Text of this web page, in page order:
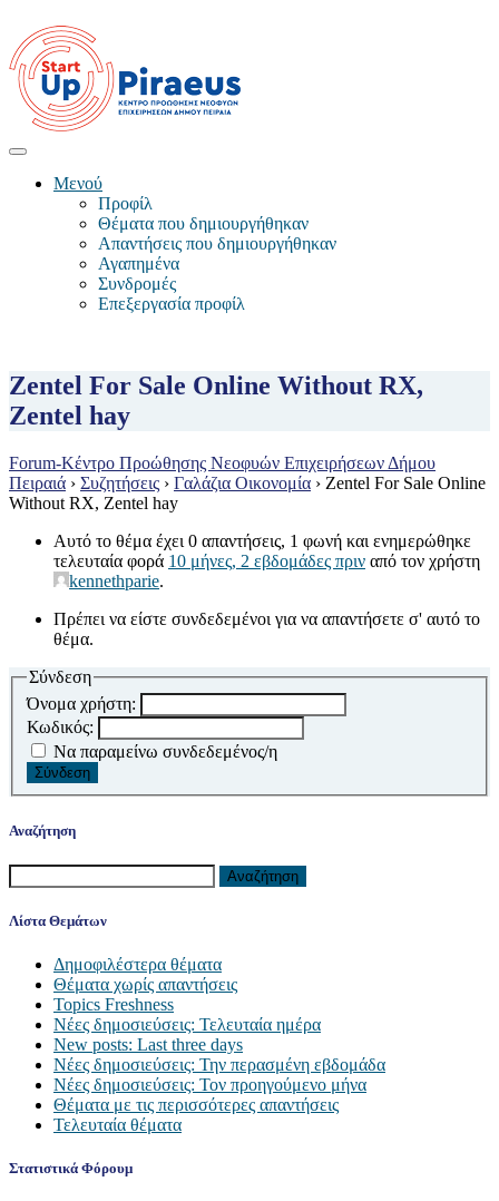
Μενού
Προφίλ
Θέματα που δημιουργήθηκαν
Απαντήσεις που δημιουργήθηκαν
Αγαπημένα
Συνδρομές
Επεξεργασία προφίλ
Zentel For Sale Online Without RX,
Zentel hay
Forum-Κέντρο Προώθησης Νεοφυών Επιχειρήσεων Δήμου
Πειραιά › Συζητήσεις › Γαλάζια Οικονομία › Zentel For Sale Online
Without RX, Zentel hay
Αυτό το θέμα έχει 0 απαντήσεις, 1 φωνή και ενημερώθηκε
τελευταία φορά 10 μήνες, 2 εβδομάδες πριν από τον χρήστη
kennethparie.
Πρέπει να είστε συνδεδεμένοι για να απαντήσετε σ' αυτό το
θέμα.
Σύνδεση
Όνομα χρήστη:
Κωδικός:
Να παραμείνω συνδεδεμένος/η
Σύνδεση
Αναζήτηση
Αναζήτηση
για:
Λίστα Θεμάτων
Δημοφιλέστερα θέματα
Θέματα χωρίς απαντήσεις
Topics Freshness
Νέες δημοσιεύσεις: Τελευταία ημέρα
New posts: Last three days
Νέες δημοσιεύσεις: Την περασμένη εβδομάδα
Νέες δημοσιεύσεις: Τον προηγούμενο μήνα
Θέματα με τις περισσότερες απαντήσεις
Τελευταία θέματα
Στατιστικά Φόρουμ